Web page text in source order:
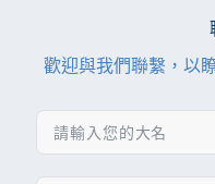
歡迎與我們聯繫，以